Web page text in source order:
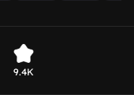
9.4K